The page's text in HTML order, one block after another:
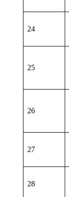
24
25
26
27
28